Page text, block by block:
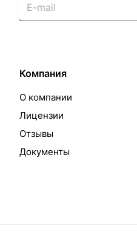
Компания
О компании
Лицензии
Отзывы
Документы